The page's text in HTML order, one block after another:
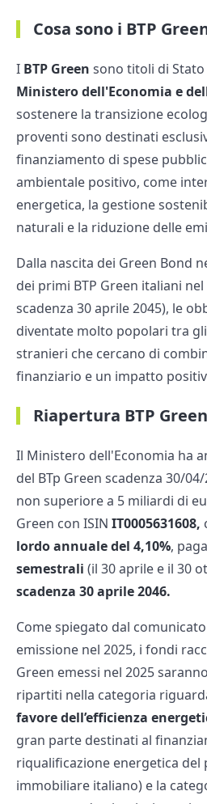
Cosa sono i BTP
I BTP Green sono titoli di
Ministero dell'Economia e
sostenere la transizione
proventi sono destinati
finanziamento di spese
ambientale positivo, come
energetica, la gestione
naturali e la riduzione delle
Dalla nascita dei Green Bond
dei primi BTP Green italiani nel
scadenza 30 aprile 2045), le
diventate molto popolari tra
stranieri che cercano di
finanziario e un impatto
Riapertura BTP
Il Ministero dell'Economia ha
del BTp Green scadenza 30/
non superiore a 5 miliardi di
Green con ISIN IT0005631608,
lordo annuale del 4,10%,
semestrali (il 30 aprile e il 30
scadenza 30 aprile 2046.
Come spiegato dal
emissione nel 2025, i fondi
Green emessi nel 2025
ripartiti nella categoria
favore dell’efficienza
gran parte destinati al
riqualificazione energetica del
immobiliare italiano) e la